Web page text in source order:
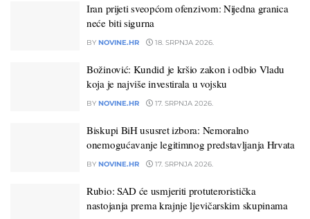
Iran prijeti sveopćom ofenzivom: Nijedna granica
neće biti sigurna
BY NOVINE.HR 18. SRPNJA 2026.
Božinović: Kundid je kršio zakon i odbio Vladu
koja je najviše investirala u vojsku
BY NOVINE.HR 17. SRPNJA 2026.
Biskupi BiH ususret izbora: Nemoralno
onemogućavanje legitimnog predstavljanja Hrvata
BY NOVINE.HR 17. SRPNJA 2026.
Rubio: SAD će usmjeriti protuteroristička
nastojanja prema krajnje ljevičarskim skupinama